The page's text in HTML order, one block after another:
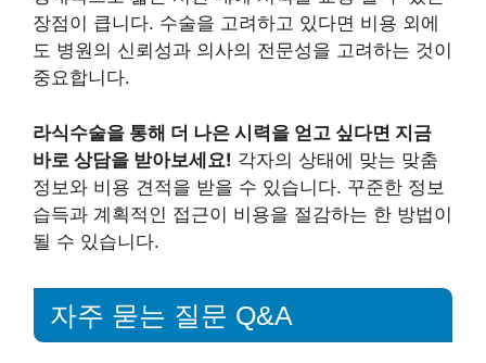
장점이 큽니다. 수술을 고려하고 있다면 비용 외에
도 병원의 신뢰성과 의사의 전문성을 고려하는 것이
중요합니다.
라식수술을 통해 더 나은 시력을 얻고 싶다면 지금
바로 상담을 받아보세요! 각자의 상태에 맞는 맞춤
정보와 비용 견적을 받을 수 있습니다. 꾸준한 정보
습득과 계획적인 접근이 비용을 절감하는 한 방법이
될 수 있습니다.
자주 묻는 질문 Q&A